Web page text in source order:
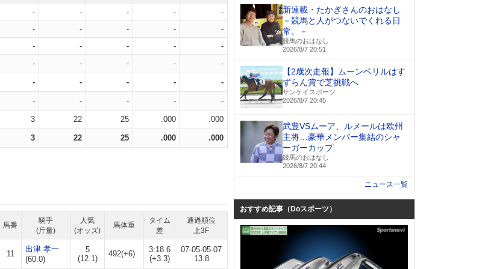
- - - -
-
- - - -
-
- - - -
-
- - - - -
- - - - -
- - - - -
3 22 25 .000 .000
3 22 25 .000 .000
馬番
騎手
(斤量)
人気
(オッズ)
馬体重
タイム
差
通過順位
上3F
11
出津 孝一
(60.0)
5
(12.1)
492(+6)
3:18.6
(+3.3)
07-05-05-07
13.8
新連載・たかぎさんのおはなし
－競馬と人がつないでくれる日
常。－
競馬のおはなし
2026/8/7 20:51
【2歳次走報】ムーンベリルはす
ずらん賞で芝挑戦へ
サンケイスポーツ
2026/8/7 20:45
武豊VSムーア、ルメールは欧州
主将…豪華メンバー集結のシャ
ーガーカップ
競馬のおはなし
2026/8/7 20:44
ニュース一覧
おすすめ記事（Doスポーツ）